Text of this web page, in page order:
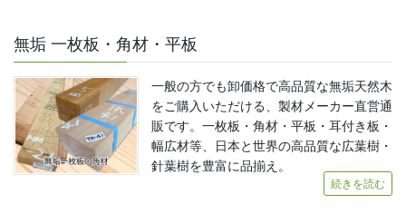
無垢 一枚板・角材・平板
一般の方でも卸価格で高品質な無垢天然木
をご購入いただける、製材メーカー直営通
販です。一枚板・角材・平板・耳付き板・
幅広材等、日本と世界の高品質な広葉樹・
針葉樹を豊富に品揃え。
続きを読む